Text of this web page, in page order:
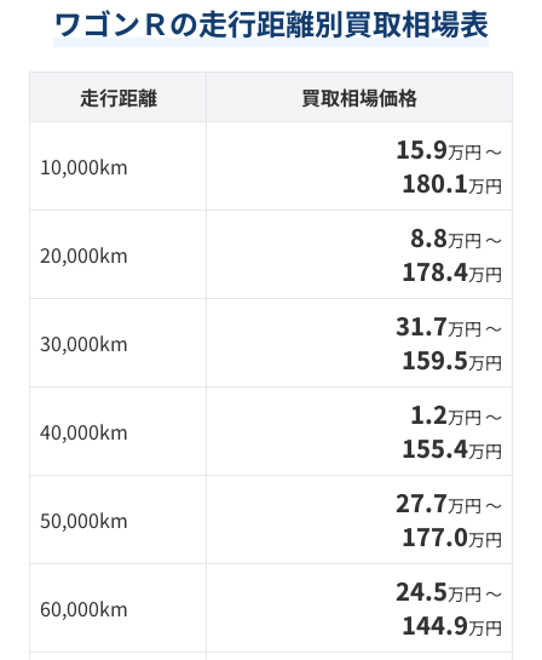
ワゴンＲの走行距離別買取相場表
走行距離 買取相場価格
10,000km 15.9万円 〜
180.1万円
20,000km 8.8万円 〜
178.4万円
30,000km 31.7万円 〜
159.5万円
40,000km 1.2万円 〜
155.4万円
50,000km 27.7万円 〜
177.0万円
60,000km 24.5万円 〜
144.9万円